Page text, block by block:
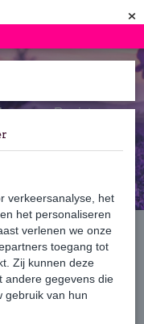
×
Registreren
Marseille zeep Aloë
Uitverkocht
verkeersanalyse, het
het personaliseren
verlenen we onze
toegang tot
Zij kunnen deze
andere gegevens die
gebruik van hun